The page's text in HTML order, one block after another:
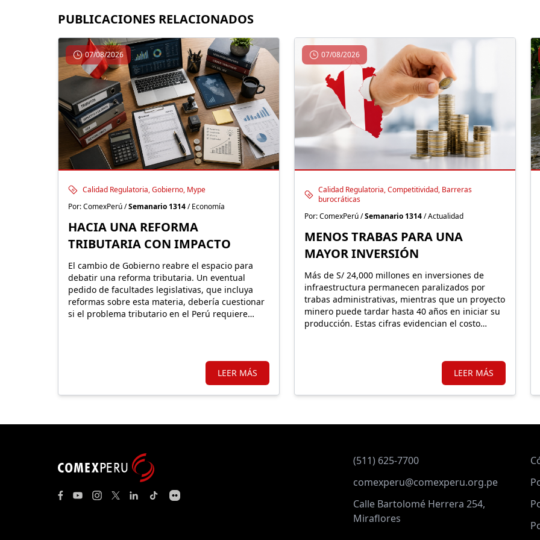
PUBLICACIONES RELACIONADOS
07/08/2026
Calidad Regulatoria, Gobierno, Mype
Por: ComexPerú /Semanario 1314/ Economía
HACIA UNA REFORMA
TRIBUTARIA CON IMPACTO
El cambio de Gobierno reabre el espacio para
debatir una reforma tributaria. Un eventual
pedido de facultades legislativas, que incluya
reformas sobre esta materia, debería cuestionar
si el problema tributario en el Perú requiere
LEER MÁS
07/08/2026
Calidad Regulatoria, Competitividad, Barreras
burocráticas
Por: ComexPerú /Semanario 1314/ Actualidad
MENOS TRABAS PARA UNA
MAYOR INVERSIÓN
Más de S/ 24,000 millones en inversiones de
infraestructura permanecen paralizados por
trabas administrativas, mientras que un proyecto
minero puede tardar hasta 40 años en iniciar su
producción. Estas cifras evidencian el costo
burocrática sobre los principales motores de
LEER MÁS
(511) 625-7700
comexperu@comexperu.org.pe
Calle Bartolomé Herrera 254,
Miraflores